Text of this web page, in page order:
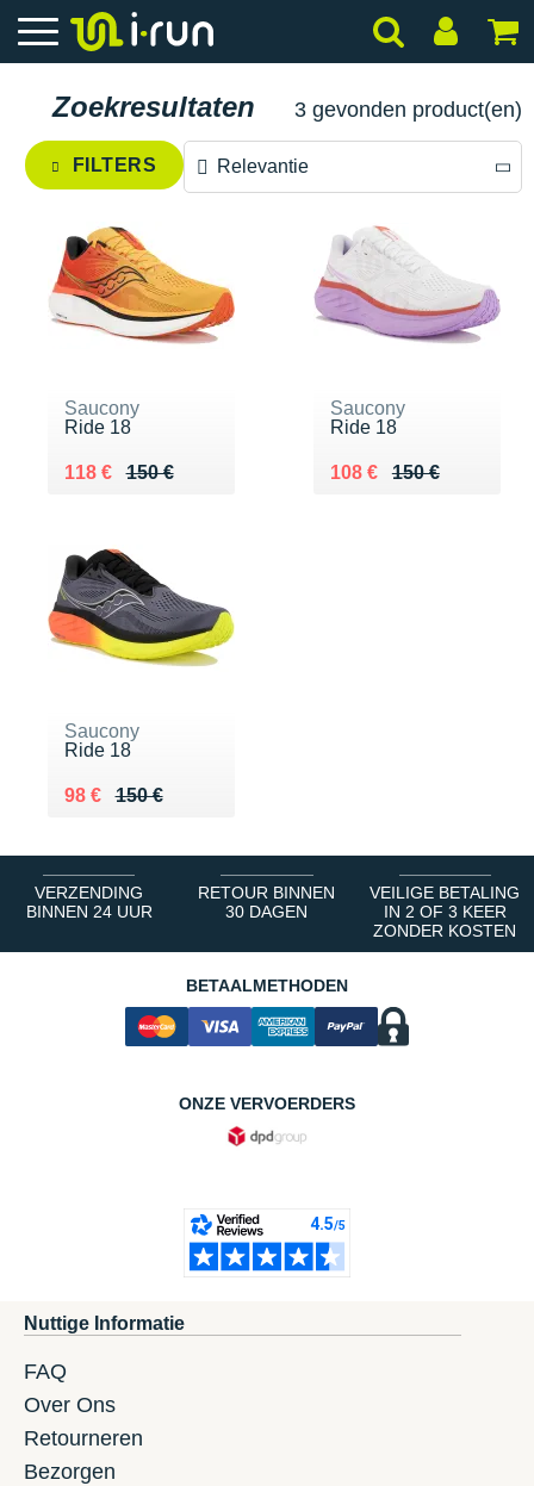
Zoekresultaten 3 gevonden product(en)
FILTERS Relevantie
Prijs oplopend
Saucony
Ride 18
150 €
Au lieu de 150 €
118 €
Vendu 118 €
Saucony
Ride 18
150 €
Au lieu de 150 €
108 €
Vendu 108 €
Saucony
Ride 18
150 €
Au lieu de 150 €
98 €
Vendu 98 €
VERZENDING
BINNEN 24 UUR
RETOUR BINNEN
30 DAGEN
VEILIGE BETALING
IN 2 OF 3 KEER
ZONDER KOSTEN
BETAALMETHODEN
ONZE VERVOERDERS
Nuttige Informatie
FAQ
Over Ons
Retourneren
Bezorgen